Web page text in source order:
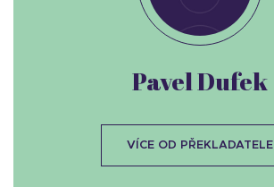
Pavel Dufek
VÍCE OD PŘEKLADATELE